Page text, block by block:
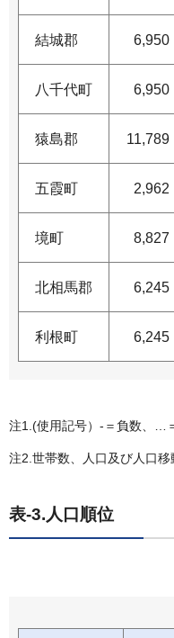
結城郡 6,950
八千代町 6,950
猿島郡 11,789
五霞町 2,962
境町 8,827
北相馬郡 6,245
利根町 6,245
注1.(使用記号）-＝負数、…
注2.世帯数、人口及び人口移
表-3.人口順位